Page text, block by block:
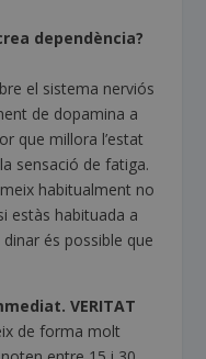
dependència?
el sistema nerviós
de dopamina a
que millora l’estat
sensació de fatiga.
habitualment no
estàs habituada a
és possible que
VERITAT
de forma molt